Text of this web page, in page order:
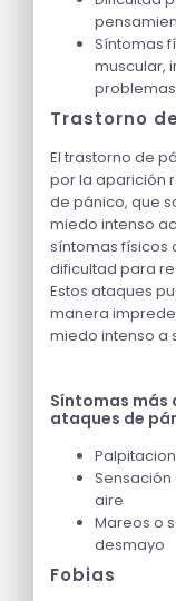
Síntomas
muscular,
Trastorno
El trastorno de
por la aparición
de pánico, que
miedo intenso
síntomas físicos
dificultad para
Estos ataques
manera
miedo intenso a
Síntomas más
ataques de
aire
Mareos o
desmayo
Fobias